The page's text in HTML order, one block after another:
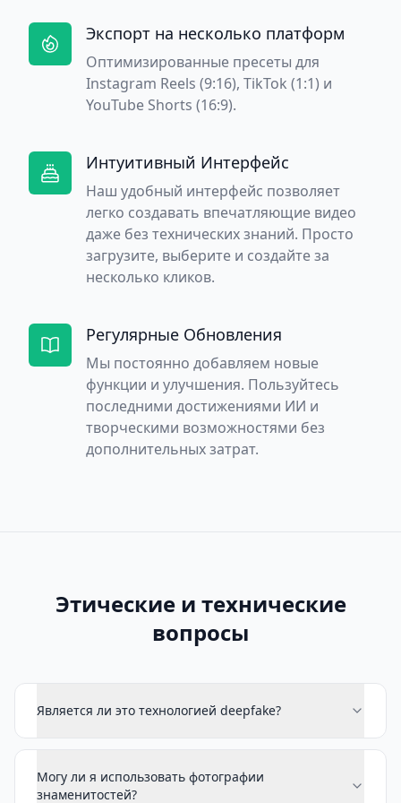
Экспорт на несколько платформ
Оптимизированные пресеты для
Instagram Reels (9:16), TikTok (1:1) и
YouTube Shorts (16:9).
Интуитивный Интерфейс
Наш удобный интерфейс позволяет
легко создавать впечатляющие видео
даже без технических знаний. Просто
загрузите, выберите и создайте за
несколько кликов.
Регулярные Обновления
Мы постоянно добавляем новые
функции и улучшения. Пользуйтесь
последними достижениями ИИ и
творческими возможностями без
дополнительных затрат.
Этические и технические
вопросы
Является ли это технологией deepfake?
Могу ли я использовать фотографии
знаменитостей?